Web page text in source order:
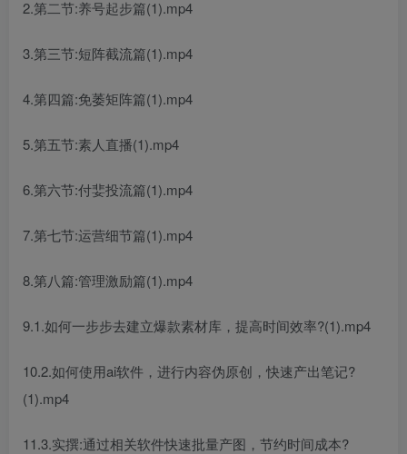
2.第二节:养号起步篇(1).mp4
3.第三节:短阵截流篇(1).mp4
4.第四篇:免萎矩阵篇(1).mp4
5.第五节:素人直播(1).mp4
6.第六节:付婓投流篇(1).mp4
7.第七节:运营细节篇(1).mp4
8.第八篇:管理激励篇(1).mp4
9.1.如何一步步去建立爆款素材库，提高时间效率?(1).mp4
10.2.如何使用ai软件，进行内容伪原创，快速产出笔记?
(1).mp4
11.3.实撰:通过相关软件快速批量产图，节约时间成本?